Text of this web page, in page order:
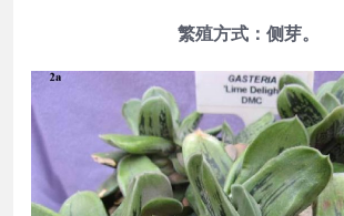
繁殖方式：侧芽。